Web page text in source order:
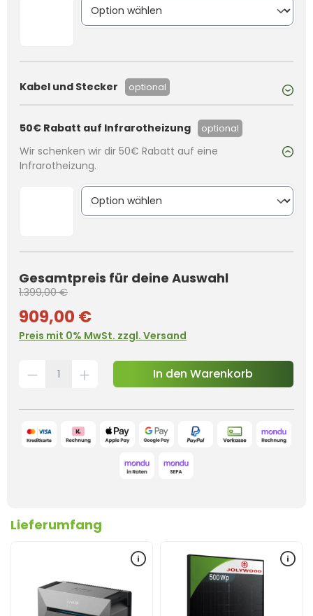
Kabel und Stecker optional
50€ Rabatt auf Infrarotheizung optional
Wir schenken wir dir 50€ Rabatt auf eine
Infrarotheizung.
Gesamtpreis für deine Auswahl
1.399,00 €
909,00 €
Preis mit 0% MwSt. zzgl. Versand
In den Warenkorb
Lieferumfang